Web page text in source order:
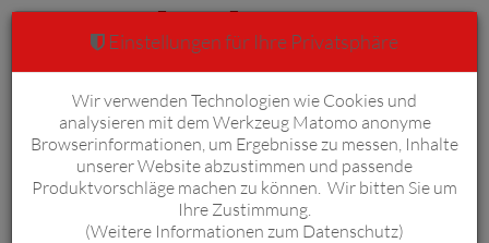
Anmelden Warenkorb 0
Einstellungen für Ihre Privatsphäre
Wir verwenden Technologien wie Cookies und
analysieren mit dem Werkzeug Matomo anonyme
Browserinformationen, um Ergebnisse zu messen, Inhalte
unserer Website abzustimmen und passende
Produktvorschläge machen zu können. Wir bitten Sie um
Ihre Zustimmung.
(Weitere Informationen zum Datenschutz)